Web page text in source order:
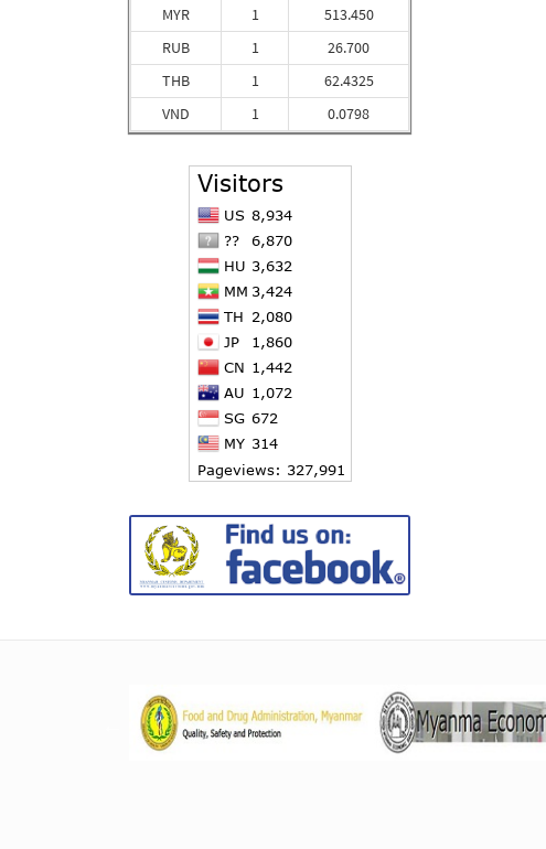
MYR
RUB
THB
VND
1
1
1
1
513.450
26.700
62.4325
0.0798